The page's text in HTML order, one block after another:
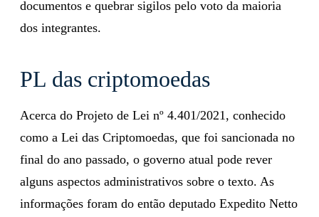
documentos e quebrar sigilos pelo voto da maioria
dos integrantes.
PL das criptomoedas
Acerca do Projeto de Lei nº 4.401/2021, conhecido
como a Lei das Criptomoedas, que foi sancionada no
final do ano passado, o governo atual pode rever
alguns aspectos administrativos sobre o texto. As
informações foram do então deputado Expedito Netto